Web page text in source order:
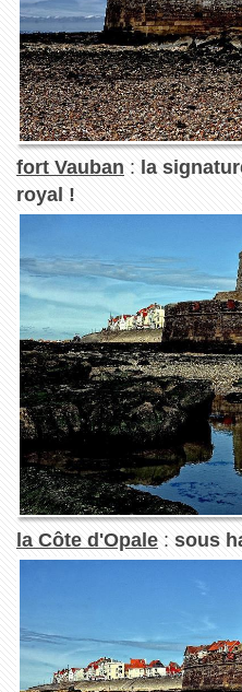
fort Vauban : la
royal !
la Côte d'Opale: sous